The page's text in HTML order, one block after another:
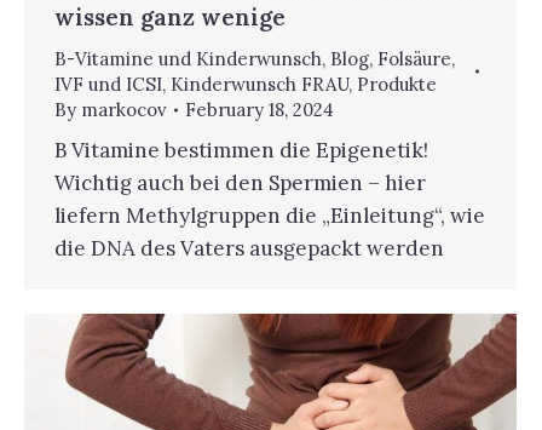
wissen ganz wenige
B-Vitamine und Kinderwunsch, Blog, Folsäure,
IVF und ICSI, Kinderwunsch FRAU, Produkte
By markocov February 18, 2024
B Vitamine bestimmen die Epigenetik!
Wichtig auch bei den Spermien – hier
liefern Methylgruppen die „Einleitung“, wie
die DNA des Vaters ausgepackt werden